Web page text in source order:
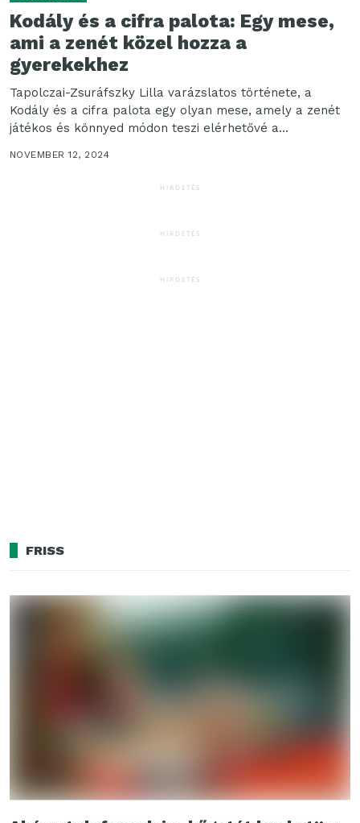
Kodály és a cifra palota: Egy mese,
ami a zenét közel hozza a
gyerekekhez
Tapolczai-Zsuráfszky Lilla varázslatos története, a
Kodály és a cifra palota egy olyan mese, amely a zenét
játékos és könnyed módon teszi elérhetővé a...
NOVEMBER 12, 2024
HIRDETÉS
HIRDETÉS
HIRDETÉS
FRISS